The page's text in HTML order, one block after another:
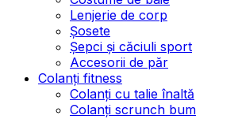
Lenjerie de corp
Șosete
Șepci și căciuli sport
Accesorii de păr
Colanți fitness
Colanți cu talie înaltă
Colanți scrunch bum